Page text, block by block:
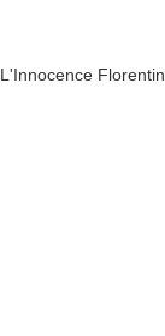
L'Innocence